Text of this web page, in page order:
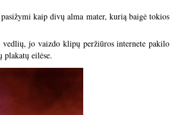
kaip divų alma mater, kurią baigė tokios
jo vaizdo klipų peržiūros internete pakilo
plakatų eilėse.